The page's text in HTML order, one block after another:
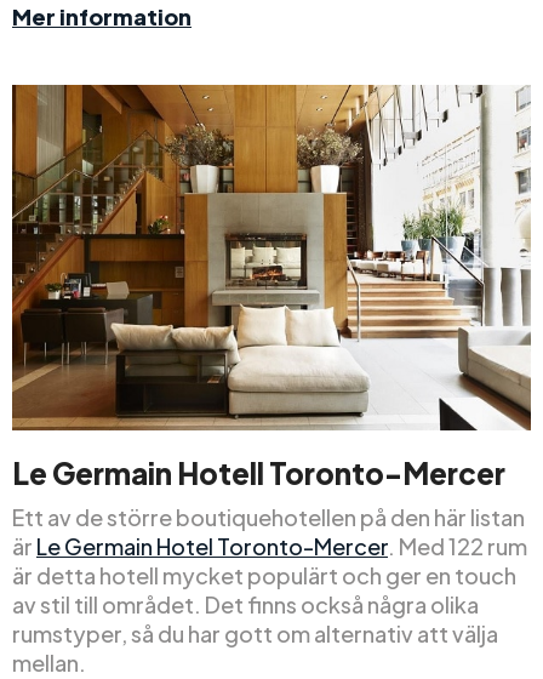
Mer information
Le Germain Hotell Toronto-Mercer
Ett av de större boutiquehotellen på den här listan
är Le Germain Hotel Toronto-Mercer. Med 122 rum
är detta hotell mycket populärt och ger en touch
av stil till området. Det finns också några olika
rumstyper, så du har gott om alternativ att välja
mellan.